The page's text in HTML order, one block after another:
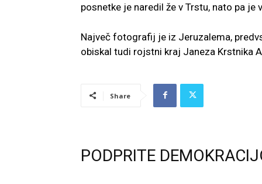
posnetke je naredil že v Trstu, nato pa
Največ fotografij je iz Jeruzalema,
obiskal tudi rojstni kraj Janeza Krstnika
Share
PODPRITE